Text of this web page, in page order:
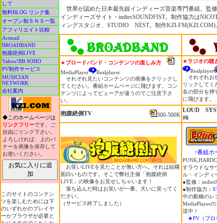
して
無料BLOG リンク集
オープン制ＳＮＳ一覧
アフィリエイト比較
Actmail
BROADBAND
抱腹絶倒LIVE
Yahoo!BB SOHO
PV制作サービス
MUSICIAN
NETWORK
会社案内
◆このホームページは
リンクフリーです。ご
自由にリンク下さい。
よろしければ、上のバ
ナーを画像を保存して
お使いください。
お気に入りに追
加
このサイトのコンテン
ツを楽しむためには下
のいずれかのプレイヤ
ーかブラウザが必要と
世界が認めた日本最先鋭インディーズ音楽専門番組。監
インディーズサイト・indiesSOUNDFIST。制作協力は
ィングスタジオ、STUDIO NEST。制作KZI-FM(KZI.COM)
★ブロードバンド・コンテンツの楽しみ方
MediaPlayer
Realplayer
それぞれ見たいコンテンツの画像をクリックし
てください。番組ホームページに飛びます。コン
テンツによってビューアが違うのでご注意下さ
い。
★ラジオの聴
Realplayer
それぞれお
リックしてく
名の部分を押
に飛びます。
抱腹絶倒TV 300-500K
LOUD
#6
お笑いLIVEを見たことが無い方へ。それは結構
面白いものです。そこで弊社主催「抱腹絶倒
LIVE」の映像をお見せしちゃいます！
落ち込んだ時はお笑いが一番。大いに笑ってく
ださい。
（サービス終了しました）
↑番組ホ
すラウドなサ
ル・インディ
●監修：
●制作協力：
中の船橋のレ
MediaPlayer
送中！
★PV（プロ